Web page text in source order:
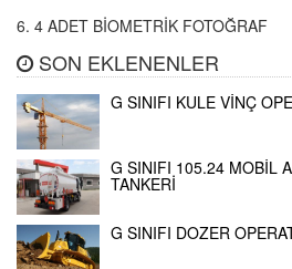
6. 4 ADET BİOMETRİK FOTOĞRAF
SON EKLENENLER
G SINIFI KULE VİNÇ
G SINIFI 105.24 MOBİL
TANKERİ
G SINIFI DOZER